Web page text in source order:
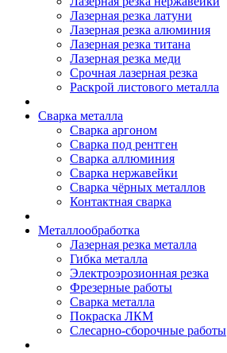
Лазерная резка латуни
Лазерная резка алюминия
Лазерная резка титана
Лазерная резка меди
Срочная лазерная резка
Раскрой листового металла
Сварка металла
Сварка аргоном
Сварка под рентген
Сварка аллюминия
Сварка нержавейки
Сварка чёрных металлов
Контактная сварка
Металлообработка
Лазерная резка металла
Гибка металла
Электроэрозионная резка
Фрезерные работы
Сварка металла
Покраска ЛКМ
Слесарно-сборочные работы